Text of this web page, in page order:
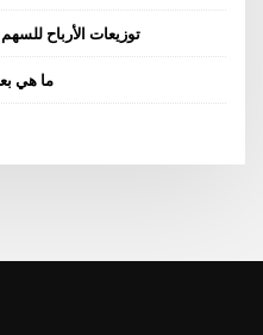
توزيعات الأرباح
ما هي